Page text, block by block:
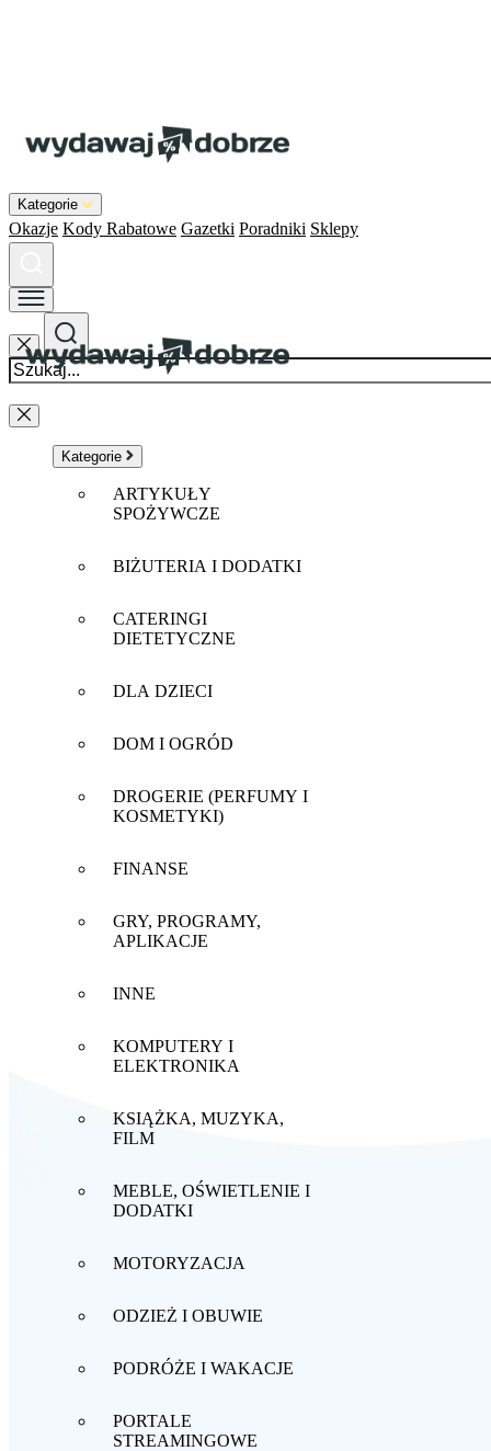
Kategorie
Okazje Kody Rabatowe Gazetki Poradniki Sklepy
Kategorie
ARTYKUŁY
SPOŻYWCZE
BIŻUTERIA I DODATKI
CATERINGI
DIETETYCZNE
DLA DZIECI
DOM I OGRÓD
DROGERIE (PERFUMY I
KOSMETYKI)
FINANSE
GRY, PROGRAMY,
APLIKACJE
INNE
KOMPUTERY I
ELEKTRONIKA
KSIĄŻKA, MUZYKA,
FILM
MEBLE, OŚWIETLENIE I
DODATKI
MOTORYZACJA
ODZIEŻ I OBUWIE
PODRÓŻE I WAKACJE
PORTALE
STREAMINGOWE